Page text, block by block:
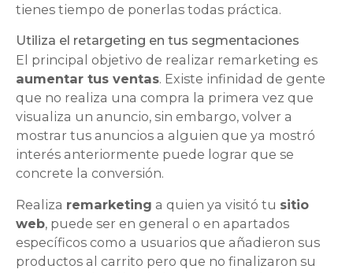
tienes tiempo de ponerlas todas práctica.
Utiliza el retargeting en tus segmentaciones
El principal objetivo de realizar remarketing es
aumentar tus ventas. Existe infinidad de gente
que no realiza una compra la primera vez que
visualiza un anuncio, sin embargo, volver a
mostrar tus anuncios a alguien que ya mostró
interés anteriormente puede lograr que se
concrete la conversión.
Realiza remarketing a quien ya visitó tu sitio
web, puede ser en general o en apartados
específicos como a usuarios que añadieron sus
productos al carrito pero que no finalizaron su